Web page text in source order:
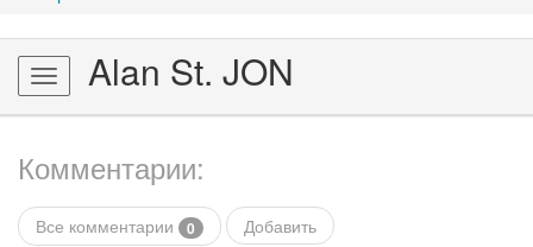
Toggle
navigation
Alan St. JON
Комментарии:
Все комментарии 0 Добавить